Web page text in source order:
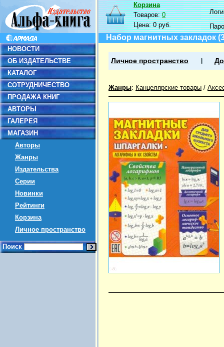
НОВОСТИ
ОБ ИЗДАТЕЛЬСТВЕ
КАТАЛОГ
СОТРУДНИЧЕСТВО
ПРОДАЖА КНИГ
АВТОРЫ
ГАЛЕРЕЯ
МАГАЗИН
Авторы
Жанры
Издательства
Серии
Новинки
Рейтинги
Корзина
Личное пространство
Поиск
Корзина
Товаров:0
Цена:0 руб.
Набор магнитных закладок
Личное пространство
Жанры: Канцелярские товары /